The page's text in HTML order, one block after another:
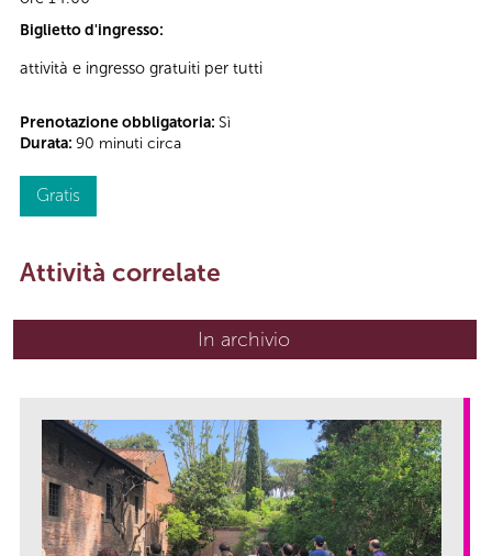
Biglietto d'ingresso:
attività e ingresso gratuiti per tutti
Prenotazione obbligatoria: Sì
Durata: 90 minuti circa
Gratis
Attività correlate
In archivio